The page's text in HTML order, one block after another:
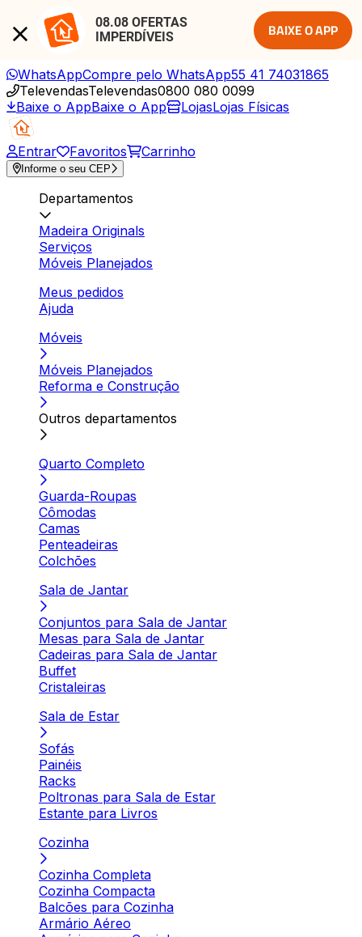
08.08 OFERTAS
IMPERDÍVEIS
BAIXE O APP
WhatsAppCompre pelo WhatsApp55 41 74031865
TelevendasTelevendas0800 080 0099
Baixe o AppBaixe o App LojasLojas Físicas
Entrar Favoritos Carrinho
Informe o seu CEP
Departamentos
Madeira Originals
Serviços
Móveis Planejados
Meus pedidos
Ajuda
Móveis
Móveis Planejados
Reforma e Construção
Outros departamentos
Quarto Completo
Guarda-Roupas
Cômodas
Camas
Penteadeiras
Colchões
Sala de Jantar
Conjuntos para Sala de Jantar
Mesas para Sala de Jantar
Cadeiras para Sala de Jantar
Buffet
Cristaleiras
Sala de Estar
Sofás
Painéis
Racks
Poltronas para Sala de Estar
Estante para Livros
Cozinha
Cozinha Completa
Cozinha Compacta
Balcões para Cozinha
Armário Aéreo